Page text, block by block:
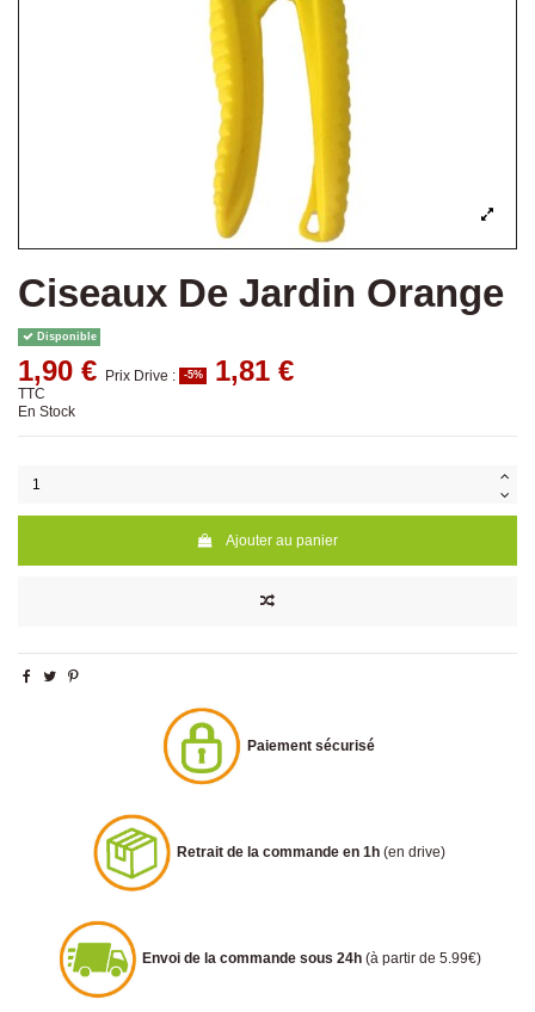
Ciseaux De Jardin Orange
Disponible
1,90 € Prix Drive : -5% 1,81 €
TTC
En Stock
Ajouter au panier
Paiement sécurisé
Retrait de la commande en 1h (en drive)
Envoi de la commande sous 24h (à partir de 5.99€)